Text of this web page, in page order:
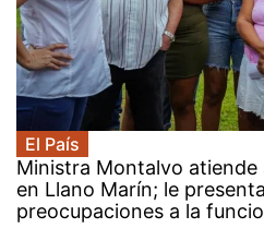
El País
Ministra Montalvo
en Llano Marín; le
preocupaciones a la